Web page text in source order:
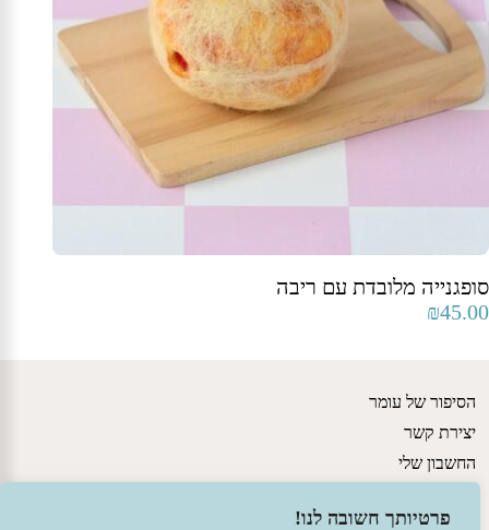
פרטיותך חשובה לנו!
סופגנייה מלובדת עם ריבה
₪45.00
הסיפור של עומר
יצירת קשר
החשבון שלי
מדיניות משלוחים ותקנון האתר